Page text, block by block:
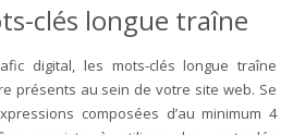
clés longue traîne
digital, les mots-clés longue traîne
présents au sein de votre site web. Se
composées d’au minimum 4